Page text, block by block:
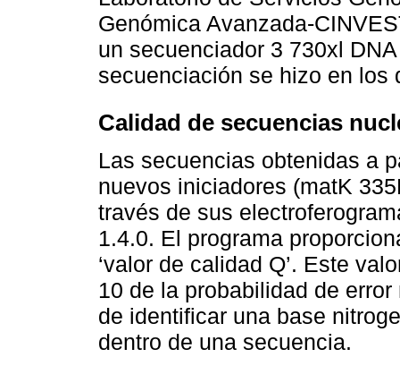
Genómica Avanzada-
un secuenciador 3 730xl
secuenciación se hizo en los
Calidad de secuencias
Las secuencias obtenidas a
nuevos iniciadores (matK
través de sus
1.4.0. El programa
‘valor de calidad Q’. Este
10 de la probabilidad de
de identificar una base
dentro de una secuencia.